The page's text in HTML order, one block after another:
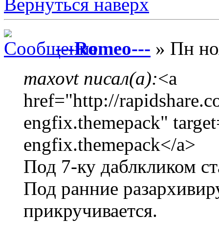
Вернуться наверх
---Romeo--- » Пн
maxovt писал(а):<a
href="http://
engfix.themepack"
engfix.themepack</a>
Под 7-ку даблкликом
Под ранние
прикручивается.